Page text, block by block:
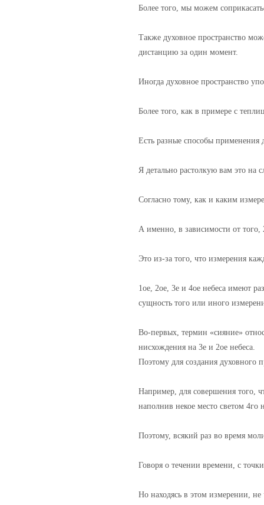
Более того, мы можем
Также духовное пространство
дистанцию за один момент.
Иногда духовное пространство
Более того, как в примере с
Есть разные способы применения
Я детально растолкую вам это на
Согласно тому, как и каким
А именно, в зависимости от того,
Это из-за того, что измерения
1ое, 2ое, 3е и 4ое небеса имеют
сущность того или иного
Во-первых, термин «сияние»
нисхождения на 3е и 2ое небеса.
Поэтому для создания духовного
Например, для совершения того,
наполнив некое место светом 4го
Поэтому, всякий раз во время
Говоря о течении времени, с
Но находясь в этом измерении, не